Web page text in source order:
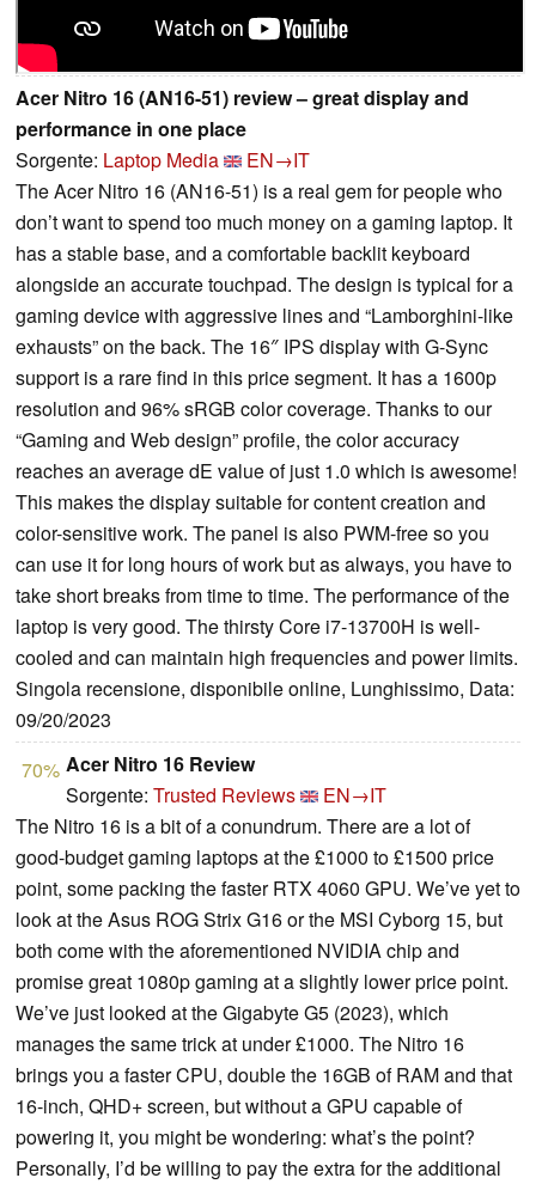
Acer Nitro 16 (AN16-51) review – great display and
performance in one place
Sorgente: Laptop Media
EN→IT
The Acer Nitro 16 (AN16-51) is a real gem for people who
don’t want to spend too much money on a gaming laptop. It
has a stable base, and a comfortable backlit keyboard
alongside an accurate touchpad. The design is typical for a
gaming device with aggressive lines and “Lamborghini-like
exhausts” on the back. The 16″ IPS display with G-Sync
support is a rare find in this price segment. It has a 1600p
resolution and 96% sRGB color coverage. Thanks to our
“Gaming and Web design” profile, the color accuracy
reaches an average dE value of just 1.0 which is awesome!
This makes the display suitable for content creation and
color-sensitive work. The panel is also PWM-free so you
can use it for long hours of work but as always, you have to
take short breaks from time to time. The performance of the
laptop is very good. The thirsty Core i7-13700H is well-
cooled and can maintain high frequencies and power limits.
Singola recensione, disponibile online, Lunghissimo, Data:
09/20/2023
70% Acer Nitro 16 Review
Sorgente: Trusted Reviews
EN→IT
The Nitro 16 is a bit of a conundrum. There are a lot of
good-budget gaming laptops at the £1000 to £1500 price
point, some packing the faster RTX 4060 GPU. We’ve yet to
look at the Asus ROG Strix G16 or the MSI Cyborg 15, but
both come with the aforementioned NVIDIA chip and
promise great 1080p gaming at a slightly lower price point.
We’ve just looked at the Gigabyte G5 (2023), which
manages the same trick at under £1000. The Nitro 16
brings you a faster CPU, double the 16GB of RAM and that
16-inch, QHD+ screen, but without a GPU capable of
powering it, you might be wondering: what’s the point?
Personally, I’d be willing to pay the extra for the additional